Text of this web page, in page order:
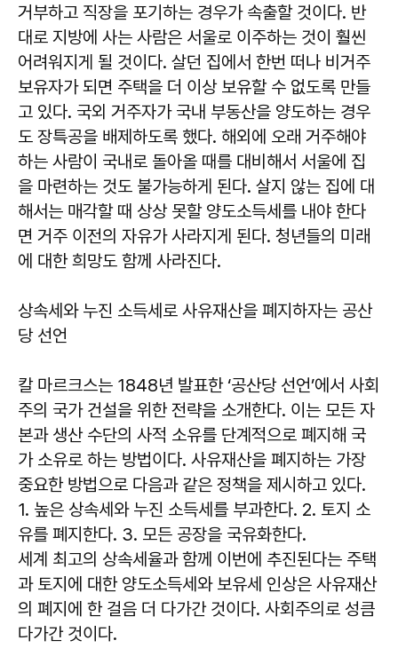
거부하고 직장을 포기하는 경우가 속출할 것이다. 반
대로 지방에 사는 사람은 서울로 이주하는 것이 훨씬
어려워지게 될 것이다. 살던 집에서 한번 떠나 비거주
보유자가 되면 주택을 더 이상 보유할 수 없도록 만들
고 있다. 국외 거주자가 국내 부동산을 양도하는 경우
도 장특공을 배제하도록 했다. 해외에 오래 거주해야
하는 사람이 국내로 돌아올 때를 대비해서 서울에 집
을 마련하는 것도 불가능하게 된다. 살지 않는 집에 대
해서는 매각할 때 상상 못할 양도소득세를 내야 한다
면 거주 이전의 자유가 사라지게 된다. 청년들의 미래
에 대한 희망도 함께 사라진다.
상속세와 누진 소득세로 사유재산을 폐지하자는 공산
당 선언
칼 마르크스는 1848년 발표한 ‘공산당 선언’에서 사회
주의 국가 건설을 위한 전략을 소개한다. 이는 모든 자
본과 생산 수단의 사적 소유를 단계적으로 폐지해 국
가 소유로 하는 방법이다. 사유재산을 폐지하는 가장
중요한 방법으로 다음과 같은 정책을 제시하고 있다.
1. 높은 상속세와 누진 소득세를 부과한다. 2. 토지 소
유를 폐지한다. 3. 모든 공장을 국유화한다.
세계 최고의 상속세율과 함께 이번에 추진된다는 주택
과 토지에 대한 양도소득세와 보유세 인상은 사유재산
의 폐지에 한 걸음 더 다가간 것이다. 사회주의로 성큼
다가간 것이다.